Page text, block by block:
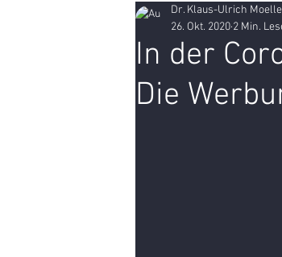
In der
Die
Dr. Klaus-Ulrich
26. Okt. 2020 2 Min.